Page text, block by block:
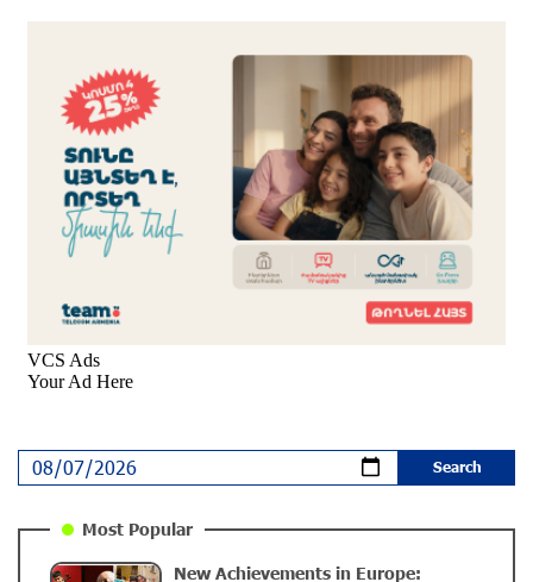
Young Musician from the “Born in Artsakh”
Program, Arsen Safaryan, Performed at the
Anniversary Concert of the “Artis Futura”
Foundation with the Moscow “Russian
Philharmonia” Symphony Orchestra
9 months ago
Young Musicians of the “Born in Artsakh” Program
Bring the Voice of Artsakh to Moscow
9 months ago
The Sound of Artsakh in the USA
Educational Trip and First U.S. Concert of the Music
for Future Foundation’s Young Musicians
Most Popular
New Achievements in Europe: